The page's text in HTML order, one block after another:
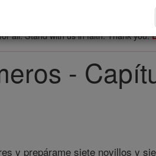
. Our
of readers donate. If everyone gave
all. Stand with us in faith. Thank you.
-
y prepárame siete novillos y